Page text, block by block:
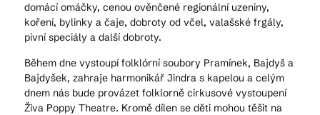
domácí omáčky, cenou ověnčené regionální uzeniny,
koření, bylinky a čaje, dobroty od včel, valašské frgály,
pivní speciály a další dobroty.
Během dne vystoupí folklórní soubory Pramínek, Bajdyš a
Bajdyšek, zahraje harmonikář Jindra s kapelou a celým
dnem nás bude provázet folklorně cirkusové vystoupení
Živa Poppy Theatre. Kromě dílen se děti mohou těšit na